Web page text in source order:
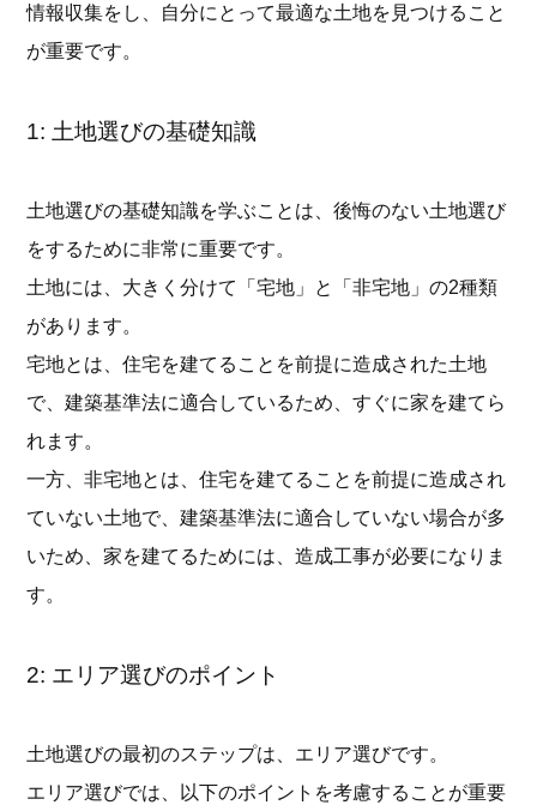
情報収集をし、自分にとって最適な土地を見つけること
が重要です。
1: 土地選びの基礎知識
土地選びの基礎知識を学ぶことは、後悔のない土地選び
をするために非常に重要です。
土地には、大きく分けて「宅地」と「非宅地」の2種類
があります。
宅地とは、住宅を建てることを前提に造成された土地
で、建築基準法に適合しているため、すぐに家を建てら
れます。
一方、非宅地とは、住宅を建てることを前提に造成され
ていない土地で、建築基準法に適合していない場合が多
いため、家を建てるためには、造成工事が必要になりま
す。
2: エリア選びのポイント
土地選びの最初のステップは、エリア選びです。
エリア選びでは、以下のポイントを考慮することが重要